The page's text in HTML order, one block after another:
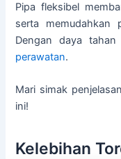
Pipa fleksibel
serta memudahkan
Dengan daya
perawatan.
Mari simak
ini!
Kelebihan